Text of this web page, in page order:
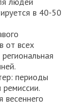
в 40-50
от всех
периоды